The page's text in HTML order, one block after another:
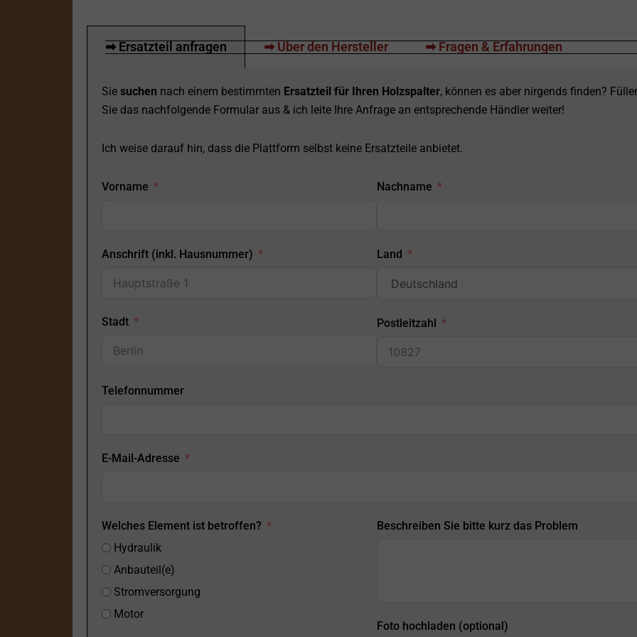
➡ Ersatzteil anfragen ➡ Über den Hersteller ➡ Fragen & Erfahrungen
Sie suchen nach einem bestimmten Ersatzteil für Ihren Holzspalter, können es aber nirgends finden?
Sie das nachfolgende Formular aus & ich leite Ihre Anfrage an entsprechende Händler weiter!
Ich weise darauf hin, dass die Plattform selbst keine Ersatzteile anbietet.
Vorname Nachname
Anschrift (inkl. Hausnummer)
Stadt
Land
Postleitzahl
Telefonnummer
E-Mail-Adresse
Welches Element ist betroffen?
Hydraulik
Anbauteil(e)
Stromversorgung
Motor
Beschreiben Sie bitte kurz das Problem
Foto hochladen (optional)